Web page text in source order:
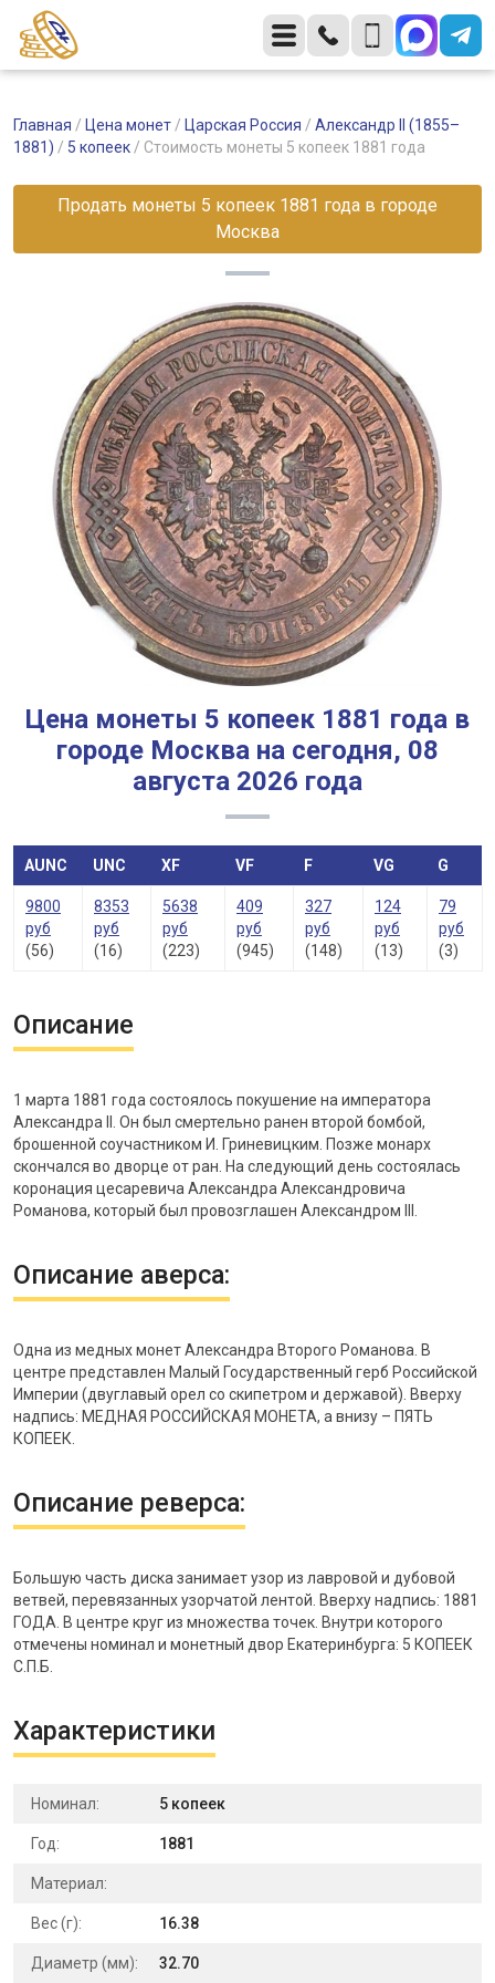
Главная / Цена монет / Царская Россия / Александр II (1855–
1881) / 5 копеек / Стоимость монеты 5 копеек 1881 года
Продать монеты 5 копеек 1881 года в городе
Москва
Цена монеты 5 копеек 1881 года в
городе Москва на сегодня, 08
августа 2026 года
AUNC UNC XF VF F VG G
9800
руб
(56)
8353
руб
(16)
5638
руб
(223)
409
руб
(945)
327
руб
(148)
124
руб
(13)
79
руб
(3)
Описание
1 марта 1881 года состоялось покушение на императора
Александра II. Он был смертельно ранен второй бомбой,
брошенной соучастником И. Гриневицким. Позже монарх
скончался во дворце от ран. На следующий день состоялась
коронация цесаревича Александра Александровича
Романова, который был провозглашен Александром III.
Описание аверса:
Одна из медных монет Александра Второго Романова. В
центре представлен Малый Государственный герб Российской
Империи (двуглавый орел со скипетром и державой). Вверху
надпись: МЕДНАЯ РОССИЙСКАЯ МОНЕТА, а внизу – ПЯТЬ
КОПЕЕК.
Описание реверса:
Большую часть диска занимает узор из лавровой и дубовой
ветвей, перевязанных узорчатой лентой. Вверху надпись: 1881
ГОДА. В центре круг из множества точек. Внутри которого
отмечены номинал и монетный двор Екатеринбурга: 5 КОПЕЕК
С.П.Б.
Характеристики
Номинал: 5 копеек
Год: 1881
Материал:
Вес (г): 16.38
Диаметр (мм): 32.70